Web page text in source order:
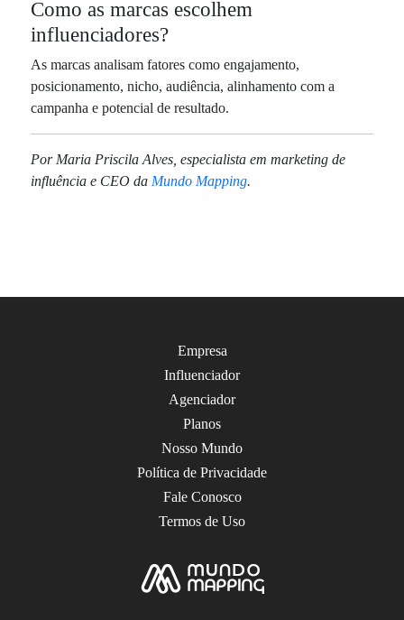
Como as marcas escolhem
influenciadores?
As marcas analisam fatores como engajamento,
posicionamento, nicho, audiência, alinhamento com a
campanha e potencial de resultado.
Por Maria Priscila Alves, especialista em marketing de
influência e CEO da Mundo Mapping.
Empresa
Influenciador
Agenciador
Planos
Nosso Mundo
Política de Privacidade
Fale Conosco
Termos de Uso